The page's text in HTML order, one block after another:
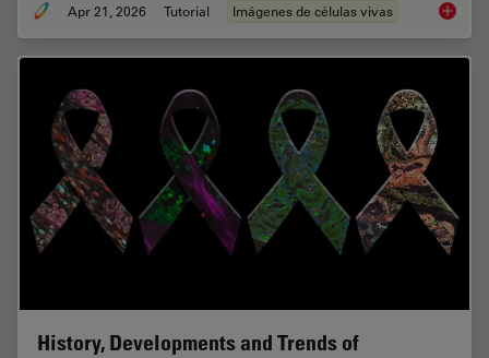
Apr 21, 2026 Tutorial Imágenes de células vivas
History, Developments and Trends of